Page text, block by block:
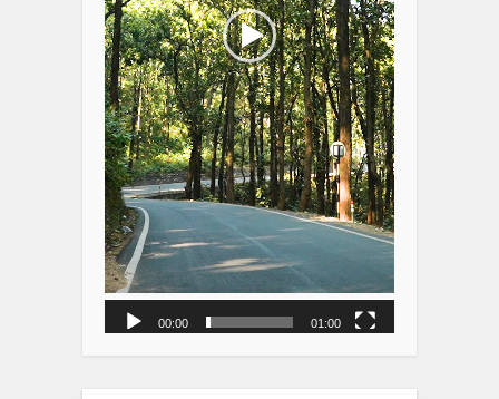
00:00 01:00